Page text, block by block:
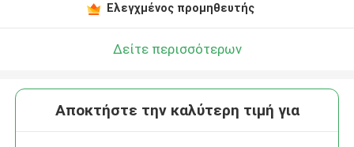
Ελεγχμένος προμηθευτής
Δείτε περισσότερων
Αποκτήστε την καλύτερη τιμή για